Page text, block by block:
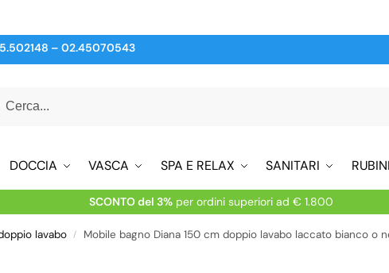
– 02.45070543
DOCCIA VASCA SPA E RELAX SANITARI
SCONTO del 3%per ordini superiori ad € 1.800
lavabo / Mobile bagno Diana 150 cm doppio lavabo laccato bianco o